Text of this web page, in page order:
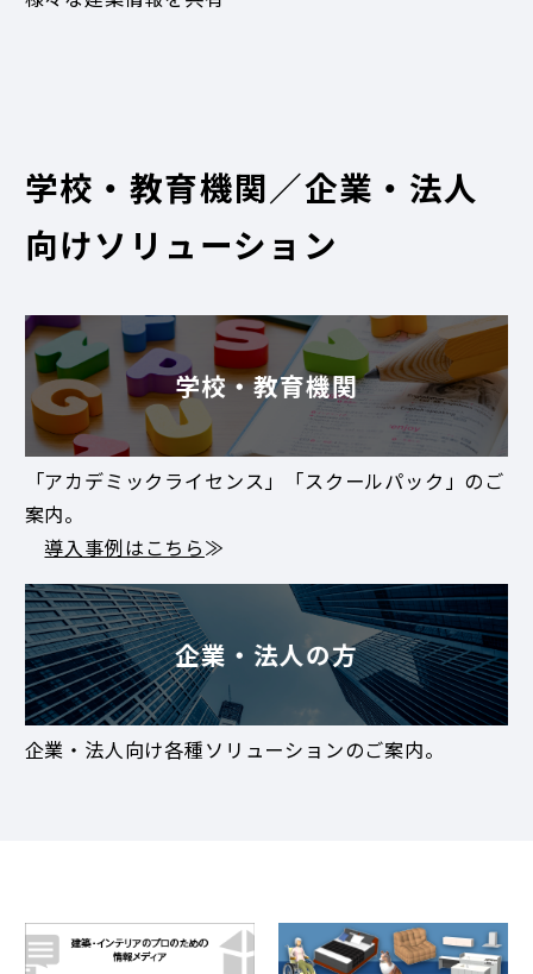
学校・教育機関／企業・法人
向けソリューション
学校・教育機関
「アカデミックライセンス」「スクールパック」のご
案内。
導入事例はこちら≫
企業・法人の方
企業・法人向け各種ソリューションのご案内。